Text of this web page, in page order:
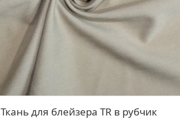
Ткань для блейзера TR в рубчик